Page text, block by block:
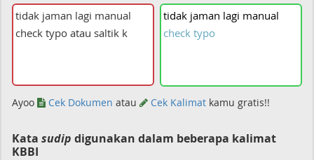
tidak jaman lagi manual
check typo
Ayoo Cek Dokumen atau Cek Kalimat kamu gratis!!
Kata sudip digunakan dalam beberapa kalimat
KBBI